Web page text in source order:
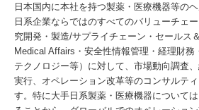
日本国内に本社を持つ製薬・医療機器等の
日系企業ならではのすべてのバリューチェ
究開発・製造/サプライチェーン・セールス
Medical Affairs・安全性情報管理・経理財務
テクノロジー等）に対して、市場動向調査
実行、オペレーション改革等のコンサルテ
す。特に大手日系製薬・医療機器について